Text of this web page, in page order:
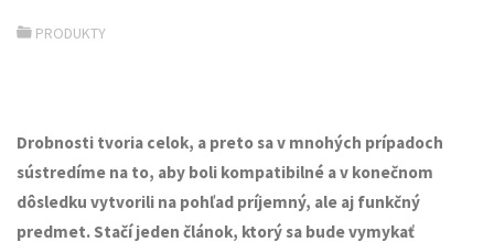
PRODUKTY
Drobnosti tvoria celok, a preto sa v mnohých prípadoch
sústredíme na to, aby boli kompatibilné a v konečnom
dôsledku vytvorili na pohľad príjemný, ale aj funkčný
predmet. Stačí jeden článok, ktorý sa bude vymykať